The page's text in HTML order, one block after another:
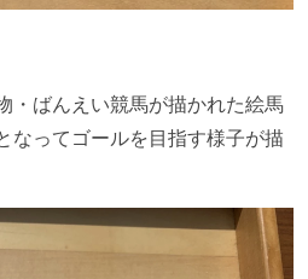
・ばんえい競馬が描かれた絵馬
なってゴールを目指す様子が描